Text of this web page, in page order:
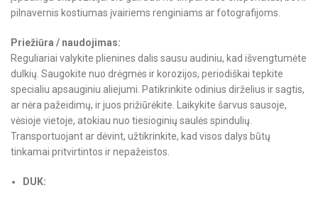
pilnavernis kostiumas įvairiems renginiams ar fotografijoms.
Priežiūra / naudojimas:
Reguliariai valykite plienines dalis sausu audiniu, kad išvengtumėte
dulkių. Saugokite nuo drėgmės ir korozijos, periodiškai tepkite
specialiu apsauginiu aliejumi. Patikrinkite odinius dirželius ir sagtis,
ar nėra pažeidimų, ir juos prižiūrėkite. Laikykite šarvus sausoje,
vėsioje vietoje, atokiau nuo tiesioginių saulės spindulių.
Transportuojant ar dėvint, užtikrinkite, kad visos dalys būtų
tinkamai pritvirtintos ir nepažeistos.
DUK: